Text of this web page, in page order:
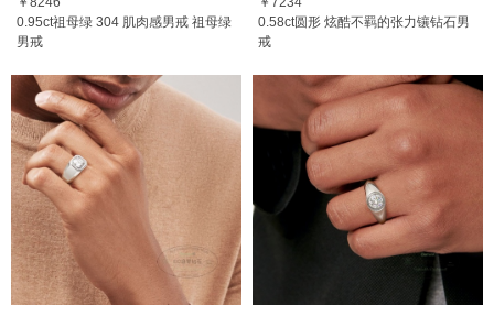
0.95ct祖母绿 304 肌肉感男戒 祖母绿
男戒
0.58ct圆形 炫酷不羁的张力镶钻石男
戒